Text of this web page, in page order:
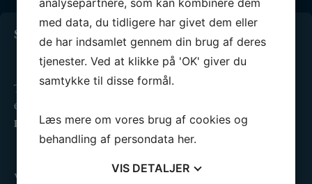
Seneste 3 indlæg
Standernedhaling 2025
25. oktober 2025
Tusinde tak til alle, der havde trodset det utaknemmelige
efterårsvejr…
LÆS MERE »
Kredsmesterskab 2025
Vi har været til Kredsmesterskab! ❤️⛵ I Tera Pro tog…
med data, du tidligere har givet dem eller
de har indsamlet gennem din brug af deres
tjenester. Ved at klikke på 'OK' giver du
samtykke til disse formål.
Læs mere om vores brug af cookies og
behandling af persondata her.
VIS DETALJER